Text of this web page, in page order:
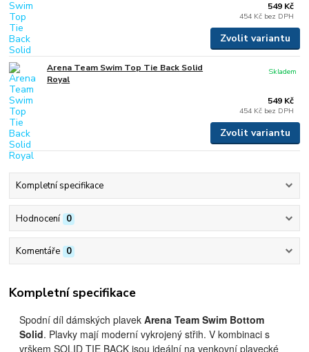
549 Kč
454 Kč bez DPH
Zvolit variantu
Arena Team Swim Top Tie Back Solid
Royal
549 Kč
454 Kč bez DPH
Skladem
Zvolit variantu
Kompletní specifikace
Hodnocení 0
Komentáře 0
Kompletní specifikace
Spodní díl dámských plavekArena Team Swim Bottom
Solid. Plavky mají moderní vykrojený střih. V kombinaci s
vrškem SOLID TIE BACK jsou ideální na venkovní plavecké